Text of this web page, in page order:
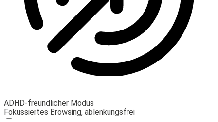
ADHD-freundlicher Modus
Fokussiertes Browsing, ablenkungsfrei